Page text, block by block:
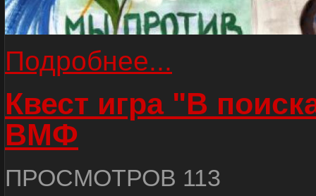
Подробнее...
Квест игра "В
ВМФ
ПРОСМОТРОВ 113